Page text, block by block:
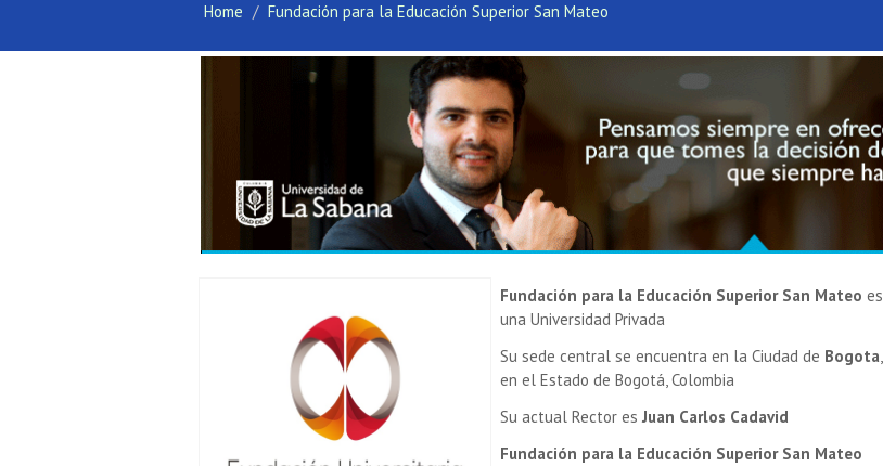
Home Fundación para la Educación Superior San Mateo
Fundación para la Educación Superior San Mateo es
una Universidad Privada
Su sede central se encuentra en la Ciudad de Bogota,
en el Estado de Bogotá, Colombia
Su actual Rector esJuan Carlos Cadavid
Fundación para la Educación Superior San Mateo